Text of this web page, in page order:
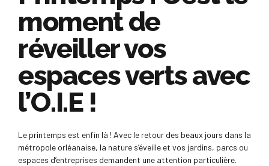
moment de
réveiller vos
espaces verts avec
l’O.I.E !
Le printemps est enfin là ! Avec le retour des beaux jours dans la
métropole orléanaise, la nature s’éveille et vos jardins, parcs ou
espaces d’entreprises demandent une attention particulière.